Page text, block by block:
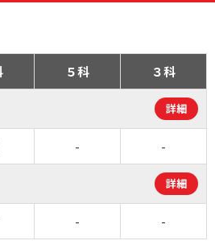
５科 ３科
詳細
- -
詳細
- -